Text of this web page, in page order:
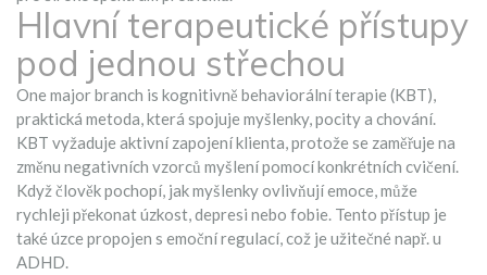
Hlavní terapeutické přístupy
pod jednou střechou
One major branch is kognitivně behaviorální terapie (KBT),
praktická metoda, která spojuje myšlenky, pocity a chování.
KBT vyžaduje aktivní zapojení klienta, protože se zaměřuje na
změnu negativních vzorců myšlení pomocí konkrétních cvičení.
Když člověk pochopí, jak myšlenky ovlivňují emoce, může
rychleji překonat úzkost, depresi nebo fobie. Tento přístup je
také úzce propojen s emoční regulací, což je užitečné např. u
ADHD.